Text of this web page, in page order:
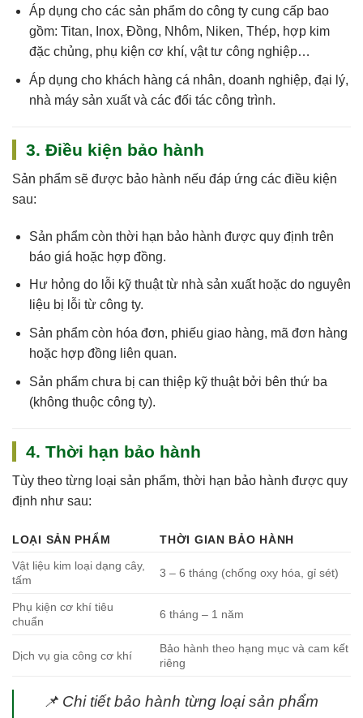
Áp dụng cho các sản phẩm do công ty cung cấpbao
gồm: Titan, Inox, Đồng, Nhôm, Niken, Thép, hợp kim
đặc chủng, phụ kiện cơ khí, vật tư công nghiệp…
Áp dụng cho khách hàng cá nhân, doanh nghiệp, đại lý,
nhà máy sản xuất và các đối tác công trình.
3. Điều kiện bảo hành
Sản phẩm sẽ được bảo hành nếu đáp ứng các điều kiện
sau:
Sản phẩm còn thời hạn bảo hành được quy định trên
báo giá hoặc hợp đồng.
Hư hỏng do lỗi kỹ thuậttừ nhà sản xuất hoặc do nguyên
liệu bị lỗi từ công ty.
Sản phẩm còn hóa đơn, phiếu giao hàng, mã đơn hàng
hoặc hợp đồng liên quan.
Sản phẩm chưa bị can thiệp kỹ thuật bởi bên thứ ba
(không thuộc công ty).
4. Thời hạn bảo hành
Tùy theo từng loại sản phẩm, thời hạn bảo hành được quy
định như sau:
LOẠI SẢN PHẨM
THỜI GIAN BẢO HÀNH
Vật liệu kim loại dạng cây,
tấm
3 – 6 tháng (chống oxy hóa, gỉ sét)
Phụ kiện cơ khí tiêu
chuẩn
6 tháng – 1 năm
Dịch vụ gia công cơ khí
Bảo hành theo hạng mục và cam kết
riêng
📌 Chi tiết bảo hành từng loại sản phẩm